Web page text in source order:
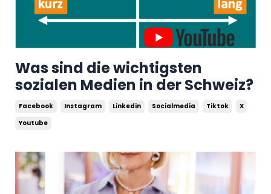
Was sind die wichtigsten
sozialen Medien in der Schweiz?
Facebook Instagram Linkedin Socialmedia Tiktok
X
Youtube